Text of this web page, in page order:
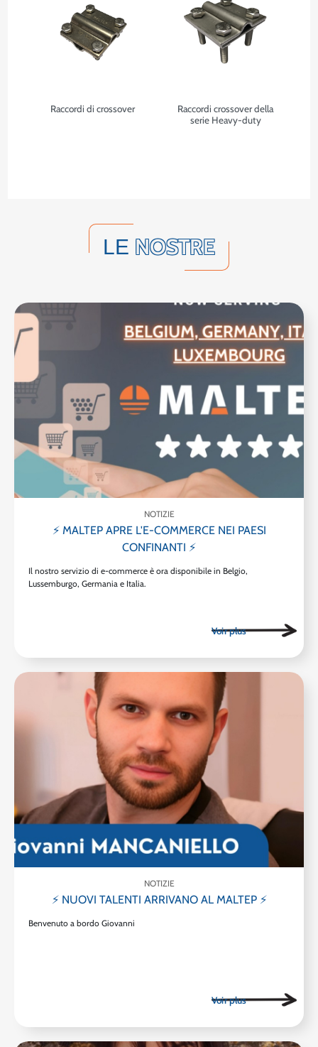
Raccordi di crossover
Raccordi crossover della
serie Heavy-duty
LE NOSTRE
NOTIZIE
⚡ MALTEP APRE L'E-COMMERCE NEI PAESI
CONFINANTI ⚡
Il nostro servizio di e-commerce è ora disponibile in Belgio,
Lussemburgo, Germania e Italia.
NOTIZIE
⚡ NUOVI TALENTI ARRIVANO AL MALTEP ⚡
Benvenuto a bordo Giovanni